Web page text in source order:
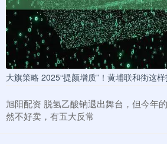
大旗策略 2025“提颜增质”！黄埔联和街这
旭阳配资 脱氢乙酸钠退出舞台，但今年
然不好卖，有五大反常